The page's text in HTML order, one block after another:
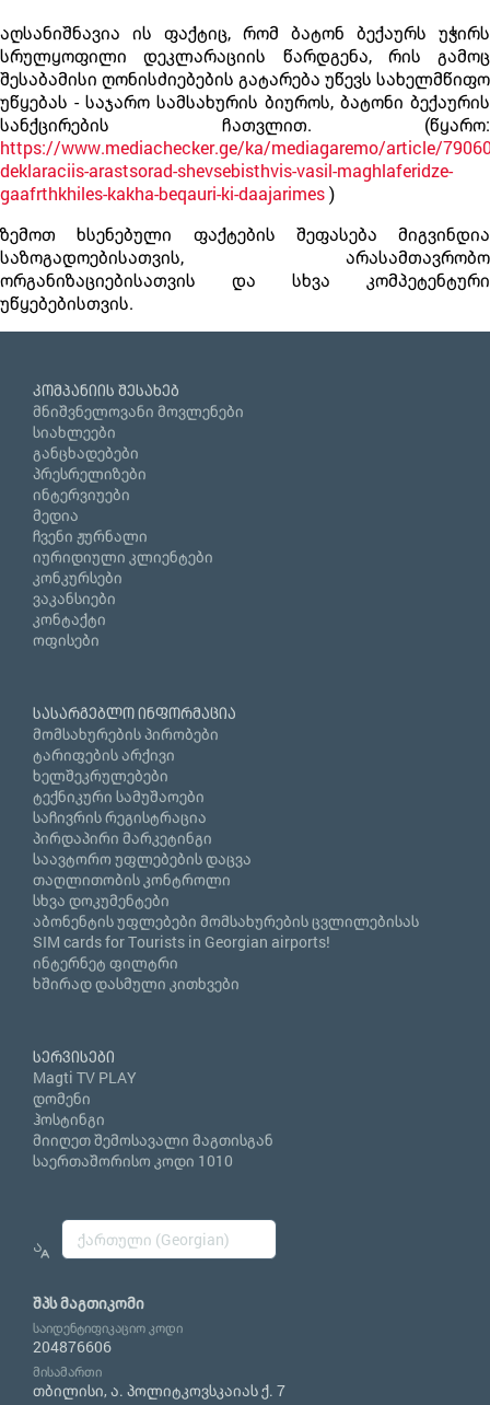
აღსანიშნავია ის ფაქტიც, რომ ბატონ ბექაურს უჭირს
სრულყოფილი დეკლარაციის წარდგენა, რის გამოც
შესაბამისი ღონისძიებების გატარება უწევს სახელმწიფო
უწყებას - საჯარო სამსახურის ბიუროს, ბატონი ბექაურის
სანქცირების ჩათვლით. (წყარო:
https://www.mediachecker.ge/ka/mediagaremo/article/
deklaraciis-arastsorad-shevsebisthvis-vasil-maghlaferidze-
gaafrthkhiles-kakha-beqauri-ki-daajarimes)
ზემოთ ხსენებული ფაქტების შეფასება მიგვინდია
საზოგადოებისათვის, არასამთავრობო
ორგანიზაციებისათვის და სხვა კომპეტენტური
უწყებებისთვის.
კომპანიის შესახებ
მნიშვნელოვანი მოვლენები
სიახლეები
განცხადებები
პრესრელიზები
ინტერვიუები
მედია
ჩვენი ჟურნალი
იურიდიული კლიენტები
კონკურსები
ვაკანსიები
კონტაქტი
ოფისები
სასარგებლო ინფორმაცია
მომსახურების პირობები
ტარიფების არქივი
ხელშეკრულებები
ტექნიკური სამუშაოები
საჩივრის რეგისტრაცია
პირდაპირი მარკეტინგი
საავტორო უფლებების დაცვა
თაღლითობის კონტროლი
სხვა დოკუმენტები
აბონენტის უფლებები მომსახურების ცვლილებისას
SIM cards for Tourists in Georgian airports!
ინტერნეტ ფილტრი
ხშირად დასმული კითხვები
სერვისები
Magti TV PLAY
დომენი
ჰოსტინგი
მიიღეთ შემოსავალი მაგთისგან
საერთაშორისო კოდი 1010
შპს მაგთიკომი
საიდენტიფიკაციო კოდი
204876606
მისამართი
თბილისი, ა. პოლიტკოვსკაიას ქ. 7